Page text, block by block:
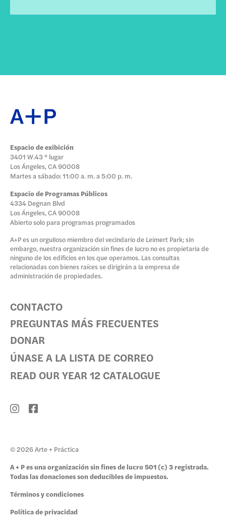
Espacio de exibición
3401 W.43 ° lugar
Los Ángeles, CA 90008
Martes a sábado: 11:00 a. m. a 5:00 p. m.
Espacio de Programas Públicos
4334 Degnan Blvd
Los Ángeles, CA 90008
Abierto solo para programas programados
A+P es un orgulloso miembro del vecindario de Leimert Park; sin
embargo, nuestra organización sin fines de lucro no es propietaria de
ninguno de los edificios en los que operamos. Las consultas
relacionadas con bienes raíces se dirigirán a la empresa de
administración de propiedades.
CONTACTO
PREGUNTAS MÁS FRECUENTES
DONAR
ÚNASE A LA LISTA DE CORREO
READ OUR YEAR 12 CATALOGUE
© 2026 Arte + Práctica
A + P es una organización sin fines de lucro 501 (c) 3 registrada.
Todas las donaciones son deducibles de impuestos.
Términos y condiciones
Política de privacidad